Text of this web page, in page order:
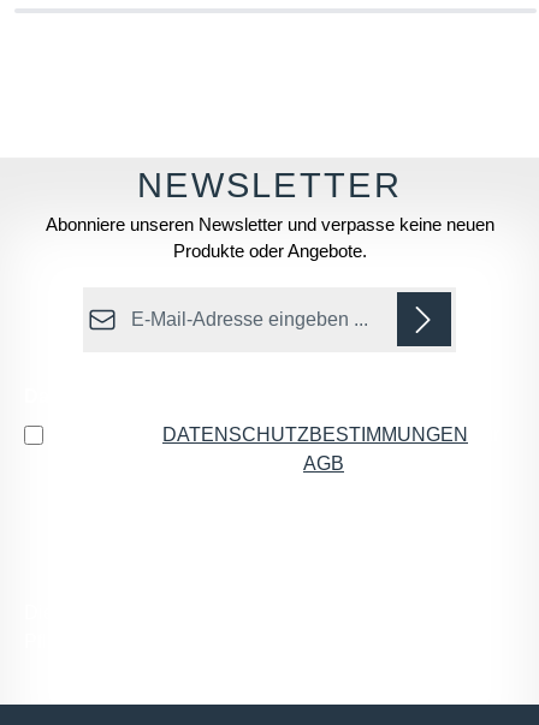
Abonniere unseren Newsletter und verpasse keine neuen
Produkte oder Angebote.
E-Mail-Adresse*
DATENSCHUTZBESTIMMUNGEN
AGB